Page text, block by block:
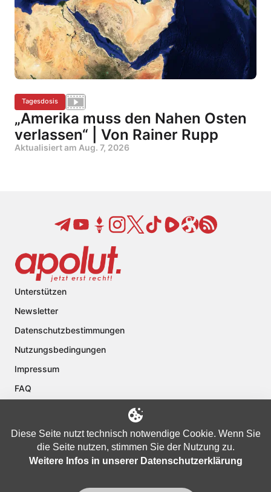
Tagesdosis
„Amerika muss den Nahen Osten
verlassen“ | Von Rainer Rupp
Aktualisiert am Aug. 7, 2026
Unterstützen
Newsletter
Datenschutzbestimmungen
Nutzungsbedingungen
Impressum
FAQ
Diese Seite nutzt technisch notwendige Cookie. Wenn Sie
die Seite nutzen, stimmen Sie der Nutzung zu.
Weitere Infos in unserer Datenschutzerklärung